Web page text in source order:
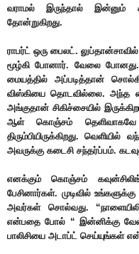
வராமல் இருந்தால் இன்னும்
தோன்றுகிறது.
ராபர்ட் ஒரு பைலட்.
மூழ்கி போனார். வேலை
மையத்தில் அப்படித்தான்
விஸ்கியை தொடவில்லை. அந்த
அங்குதான் சிகிச்சையில்
ஆள் கொஞ்சம் தெளிவாகவே
திரும்பியிருக்கிறது.
அவருக்கு கடைசி சந்தர்ப்பம்.
எனக்கும் கொஞ்சம்
பேசினார்கள். முடிவில்
அவர்கள் சொல்வது.
என்பதை போல் “ இன்னிக்கு
பாலிசியை அடாப்ட் செய்யுங்கள்